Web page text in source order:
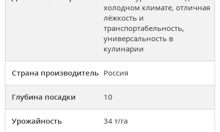
холодном климате, отличная
лёжкость и
транспортабельность,
универсальность в
кулинарии
Страна производитель Россия
Глубина посадки 10
Урожайность 34 т/га